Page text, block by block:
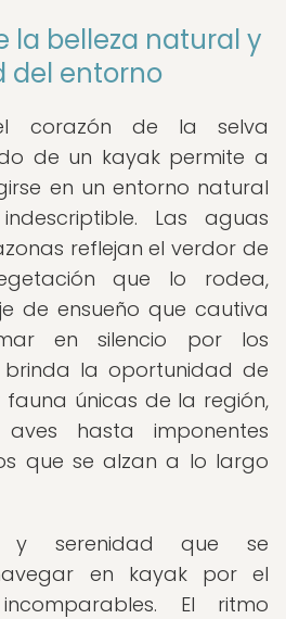
la belleza natural y
del entorno
corazón de la selva
de un kayak permite a
en un entorno natural
Las aguas
reflejan el verdor de
que lo rodea,
de ensueño que cautiva
en silencio por los
la oportunidad de
únicas de la región,
hasta imponentes
que se alzan a lo largo
y serenidad que se
en kayak por el
El ritmo